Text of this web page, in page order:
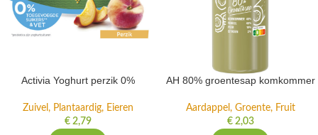
Activia Yoghurt perzik 0%
Zuivel, Plantaardig, Eieren
€2,79
AH 80% groentesap komkommer
Aardappel, Groente, Fruit
€2,03